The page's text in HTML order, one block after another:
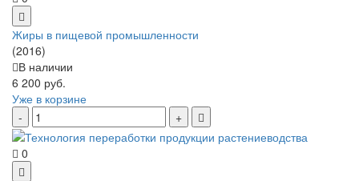
Жиры в пищевой промышленности
(2016)
В наличии
6 200 руб.
Уже в корзине
0